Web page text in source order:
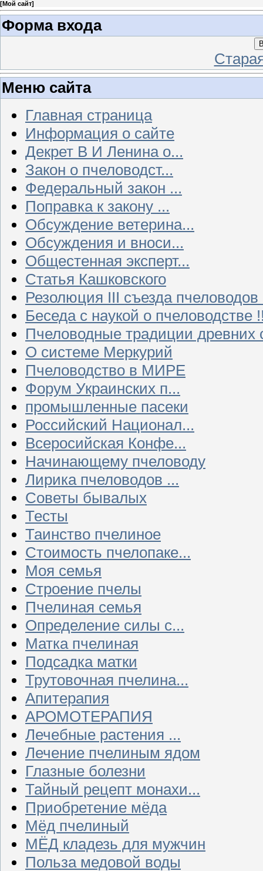
[Мой сайт]
Форма входа
Меню сайта
Главная страница
Информация о сайте
Декрет В И Ленина о...
Закон о пчеловодст...
Федеральный закон ...
Поправка к закону ...
Обсуждение ветерина...
Обсуждения и вноси...
Общестенная эксперт...
Статья Кашковского
Резолюция III съезда
Беседа с наукой о пчеловодстве
Пчеловодные традиции древних
О системе Меркурий
Пчеловодство в МИРЕ
Форум Украинских п...
промышленные пасеки
Российский Национал...
Всеросийская Конфе...
Начинающему пчеловоду
Лирика пчеловодов ...
Советы бывалых
Тесты
Таинство пчелиное
Стоимость пчелопаке...
Моя семья
Строение пчелы
Пчелиная семья
Определение силы с...
Матка пчелиная
Подсадка матки
Трутовочная пчелина...
Апитерапия
АРОМОТЕРАПИЯ
Лечебные растения ...
Лечение пчелиным ядом
Глазные болезни
Тайный рецепт монахи...
Приобретение мёда
Мёд пчелиный
МЁД кладезь для мужчин
Польза медовой воды